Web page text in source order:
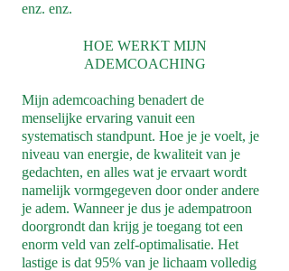
enz. enz.
HOE WERKT MIJN
ADEMCOACHING
Mijn ademcoaching benadert de
menselijke ervaring vanuit een
systematisch standpunt. Hoe je je voelt, je
niveau van energie, de kwaliteit van je
gedachten, en alles wat je ervaart wordt
namelijk vormgegeven door onder andere
je adem. Wanneer je dus je adempatroon
doorgrondt dan krijg je toegang tot een
enorm veld van zelf-optimalisatie. Het
lastige is dat 95% van je lichaam volledig